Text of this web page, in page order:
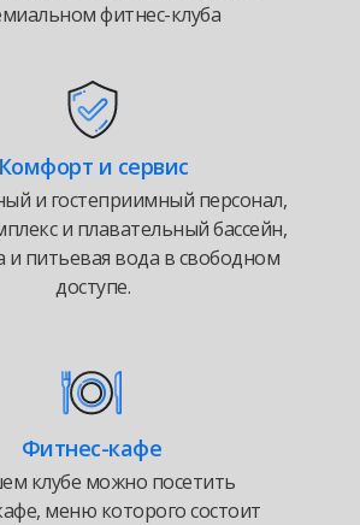
Фитнес-кафе
клубе можно посетить
меню которого состоит
Комфорт и сервис
и гостеприимный персонал,
и плавательный бассейн,
и питьевая вода в свободном
доступе.
фитнес-клуба